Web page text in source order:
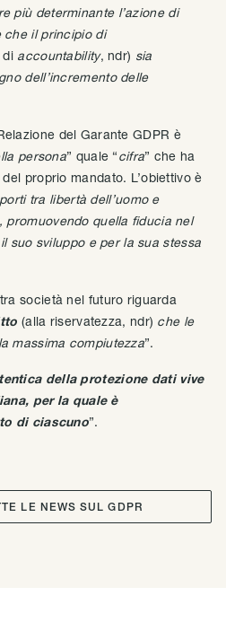
più determinante l’azione di
che il principio di
accountability, ndr) sia
dell’incremento delle
del Garante GDPR è
persona” quale “cifra” che ha
proprio mandato. L’obiettivo è
tra libertà dell’uomo e
promuovendo quella fiducia nel
suo sviluppo e per la sua stessa
società nel futuro riguarda
(alla riservatezza, ndr) che le
massima compiutezza”.
della protezione dati vive
per la quale è
di ciascuno”.
LE NEWS SUL GDPR